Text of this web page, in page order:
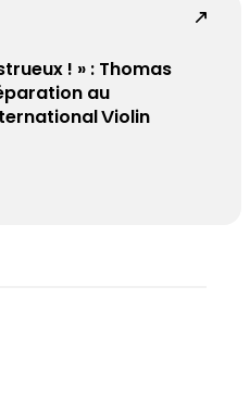
! » : Thomas
au
Violin